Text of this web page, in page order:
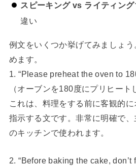
スピーキング vs ライティング
違い
例文をいくつか挙げてみましょ
めます。
1. “Please preheat the oven to
（オーブンを180度にプリヒート
これは、料理をする前に客観的
指示する文です。非常に明確で
のキッチンで使われます。
2. “Before baking the cake, don’t